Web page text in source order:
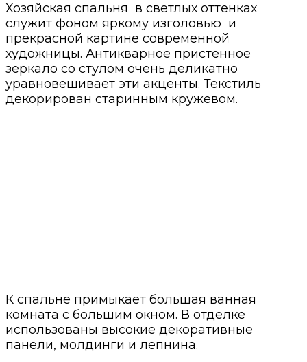
Хозяйская спальня в светлых оттенках
служит фоном яркому изголовью и
прекрасной картине современной
художницы. Антикварное пристенное
зеркало со стулом очень деликатно
уравновешивает эти акценты. Текстиль
декорирован старинным кружевом.
К спальне примыкает большая ванная
комната с большим окном. В отделке
использованы высокие декоративные
панели, молдинги и лепнина.